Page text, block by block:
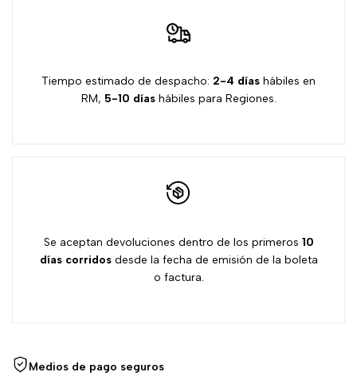
Tiempo estimado de despacho: 2-4 días hábiles en
RM, 5-10 díashábiles para Regiones.
Se aceptan devoluciones dentro de los primeros 10
días corridosdesde la fecha de emisión de la boleta
o factura.
Medios de pago seguros